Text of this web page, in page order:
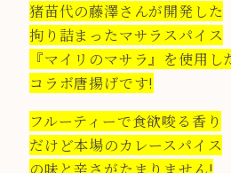
猪苗代の藤澤さんが開発した
拘り詰まったマサラスパイス
『マイリのマサラ』を使用し
コラボ唐揚げです!
フルーティーで食欲唆る香り
だけど本場のカレースパイス